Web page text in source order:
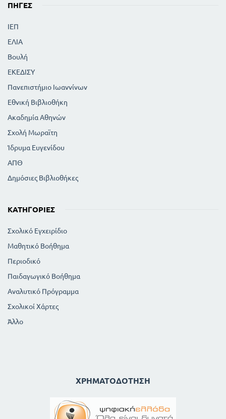
ΠΗΓΈΣ
ΙΕΠ
ΕΛΙΑ
Βουλή
ΕΚΕΔΙΣΥ
Πανεπιστήμιο Ιωαννίνων
Εθνική Βιβλιοθήκη
Ακαδημία Αθηνών
Σχολή Μωραϊτη
Ίδρυμα Ευγενίδου
ΑΠΘ
Δημόσιες Βιβλιοθήκες
ΚΑΤΗΓΟΡΊΕΣ
Σχολικό Εγχειρίδιο
Μαθητικό Βοήθημα
Περιοδικό
Παιδαγωγικό Βοήθημα
Αναλυτικό Πρόγραμμα
Σχολικοί Χάρτες
Άλλο
ΧΡΗΜΑΤΟΔΌΤΗΣΗ